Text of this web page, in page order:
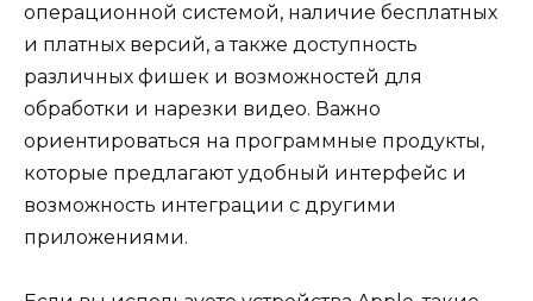
операционной системой, наличие бесплатных
и платных версий, а также доступность
различных фишек и возможностей для
обработки и нарезки видео. Важно
ориентироваться на программные продукты,
которые предлагают удобный интерфейс и
возможность интеграции с другими
приложениями.